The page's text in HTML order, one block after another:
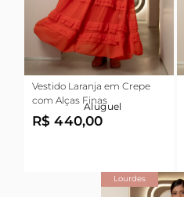
Vestido Laranja em Crepe
com Alças Finas
Aluguel
R$ 440,00
Lourdes